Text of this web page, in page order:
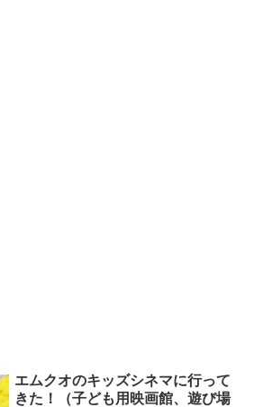
エムクオのキッズシネマに行って
きた！（子ども用映画館、遊び場